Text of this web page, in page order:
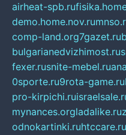
airheat-spb.ru
demo.home.nov.ru
comp-land.org7gazet.ru
bulgarianedvizhimost.ru
fexer.rusnite-mebel.ru
0sporte.ru9rota-game.ru
pro-kirpichi.ru
mynances.orgladalike.ru
odnokartinki.ruhtccare.ru